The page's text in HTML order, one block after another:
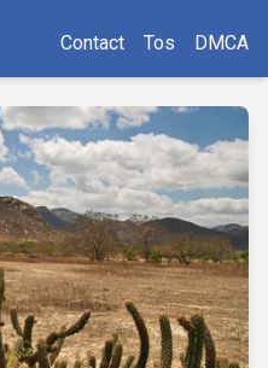
Contact Tos DMCA